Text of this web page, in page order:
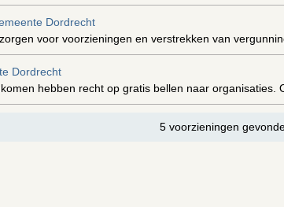
Dordrecht
voor voorzieningen en verstrekken van
Dordrecht
hebben recht op gratis bellen naar organisaties.
5 voorzieningen